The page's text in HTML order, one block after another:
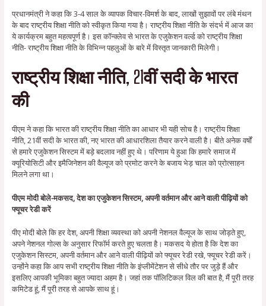
प्रधानमंत्री ने कहा कि 3-4 साल के व्यापक विचार-विमर्श के बाद, लाखों सुझावों पर लंबे मंथन
के बाद राष्ट्रीय शिक्षा नीति को स्वीकृत किया गया है। राष्ट्रीय शिक्षा नीति के संदर्भ में आज का
ये कार्यक्रम बहुत महत्वपूर्ण है। इस कॉन्क्लेव से भारत के एजुकेशन वर्ल्ड को राष्ट्रीय शिक्षा
नीति- राष्ट्रीय शिक्षा नीति के विभिन्न पहलुओं के बारे में विस्तृत जानकारी मिलेगी।
राष्ट्रीय शिक्षा नीति, 21वीं सदी के भारत
की
पीएम ने कहा कि भारत की राष्ट्रीय शिक्षा नीति का आधार भी यही सोच है। राष्ट्रीय शिक्षा
नीति, 21वीं सदी के भारत की, नए भारत की आधारशिला तैयार करने वाली है। बीते अनेक वर्षों
से हमारे एजुकेशन सिस्टम में बड़े बदलाव नहीं हुए थे। परिणाम ये हुआ कि हमारे समाज में
क्यूरियोसिटी और इमैजिनेशन की वैल्यूज को प्रमोट करने के बजाय भेड़ चाल को प्रोत्साहन
मिलने लगा था।
पीएम मोदी बोले-मकसद, देश का एजुकेशन सिस्टम, अपनी वर्तमान और आने वाली पीढ़ियों को
फ्यूचर रेडी करें
पीए मोदी बोले कि हर देश, अपनी शिक्षा व्यवस्था को अपनी नेशनल वैल्यूज के साथ जोड़ते हुए,
अपने नेशनल गोल्स के अनुसार रिफॉर्म करते हुए चलता है। मकसद ये होता है कि देश का
एजुकेशन सिस्टम, अपनी वर्तमान और आने वाली पीढ़ियों को फ्यूचर रेडी रखे, फ्यूचर रेडी करें।
उन्होंने कहा कि आप सभी राष्ट्रीय शिक्षा नीति के इंप्लीमेंटेशन से सीधे तौर पर जुड़े हैं और
इसलिए आपकी भूमिका बहुत ज्यादा अहम है। जहां तक पॉलिटिकल विल की बात है, मैं पूरी तरह
कमिटेड हूं, मैं पूरी तरह से आपके साथ हूं।